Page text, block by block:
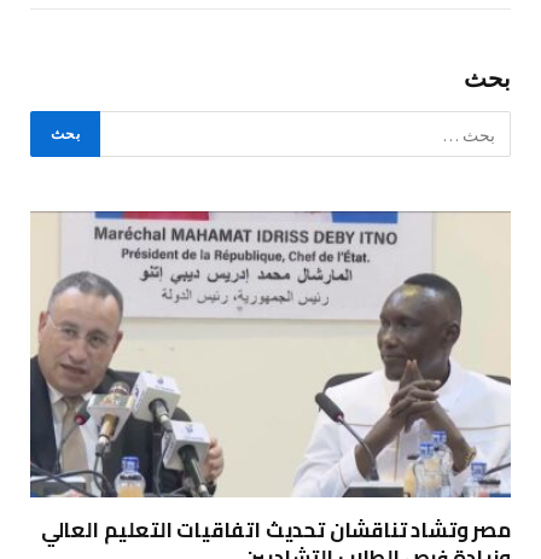
بحث
مصر وتشاد تناقشان تحديث اتفاقيات التعليم العالي